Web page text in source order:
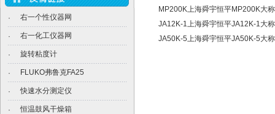
· 右一个性仪器网
· 右一化工仪器网
· 旋转粘度计
· FLUKO弗鲁克FA25
· 快速水分测定仪
· 恒温鼓风干燥箱
MP200K上海舜宇恒平MP200K大
JA12K-1上海舜宇恒平JA12K-1大
JA50K-5上海舜宇恒平JA50K-5大